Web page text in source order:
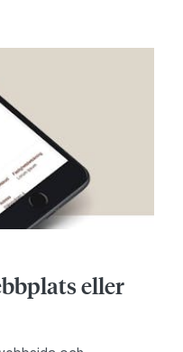
eller